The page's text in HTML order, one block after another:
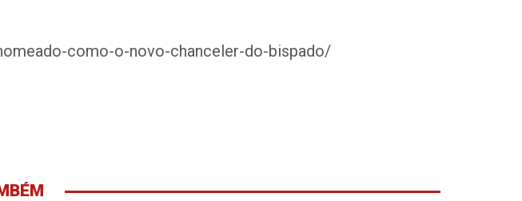
como-o-novo-chanceler-do-bispado/